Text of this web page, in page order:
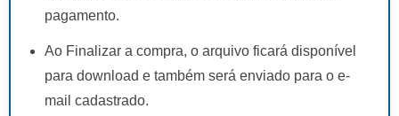
pagamento.
Ao Finalizar a compra, o arquivo ficará disponível
para download e também será enviado para o e-
mail cadastrado.